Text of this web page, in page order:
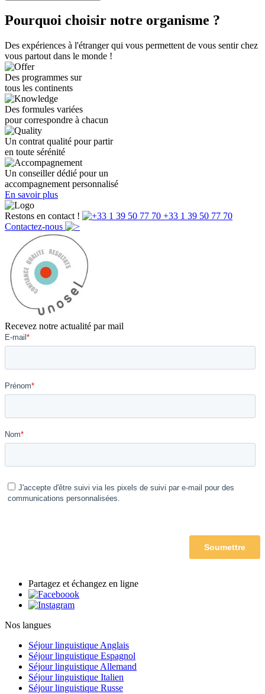
Pourquoi choisir notre organisme ?
Des expériences à l'étranger qui vous permettent de vous sentir chez
vous partout dans le monde !
Des programmes sur
tous les continents
Des formules variées
pour correspondre à chacun
Un contrat qualité pour partir
en toute sérénité
Un conseiller dédié pour un
accompagnement personnalisé
En savoir plus
Restons en contact !
+33 1 39 50 77 70
Contactez-nous
Recevez notre actualité par mail
Partagez et échangez en ligne
Nos langues
Séjour linguistique Anglais
Séjour linguistique Espagnol
Séjour linguistique Allemand
Séjour linguistique Italien
Séjour linguistique Russe